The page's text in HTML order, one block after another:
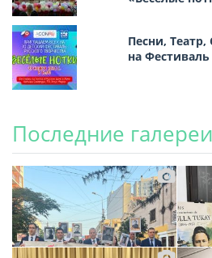
Песни,
на
Последние галереи